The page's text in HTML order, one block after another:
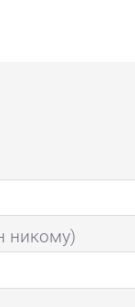
никому)